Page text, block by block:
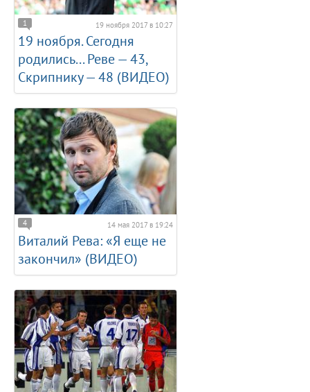
1 19 ноября 2017 в 10:27
19 ноября. Сегодня
родились... Реве — 43,
Скрипнику — 48 (ВИДЕО)
4 14 мая 2017 в 19:24
Виталий Рева: «Я еще не
закончил» (ВИДЕО)